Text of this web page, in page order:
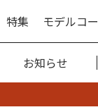
特集 モデルコ
お知らせ